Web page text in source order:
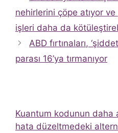
nehirlerini çöpe atıyor
işleri daha da
ABD fırtınaları,
parası 16’ya tırmanıyor
Kuantum kodunun daha
hata düzeltmedeki